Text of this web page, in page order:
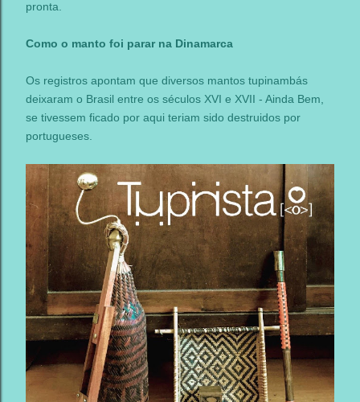
pronta.
Como o manto foi parar na Dinamarca
Os registros apontam que diversos mantos tupinambás
deixaram o Brasil entre os séculos XVI e XVII - Ainda Bem,
se tivessem ficado por aqui teriam sido destruidos por
portugueses.